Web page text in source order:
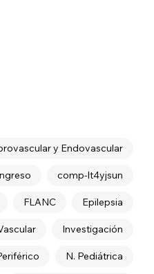
y Endovascular
comp-lt4yjsun
Epilepsia
FLANC
Investigación
N. Pediátrica